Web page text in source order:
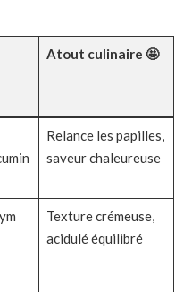
Atout culinaire 🤩
Relance les papilles,
saveur chaleureuse
Texture crémeuse,
acidulé équilibré